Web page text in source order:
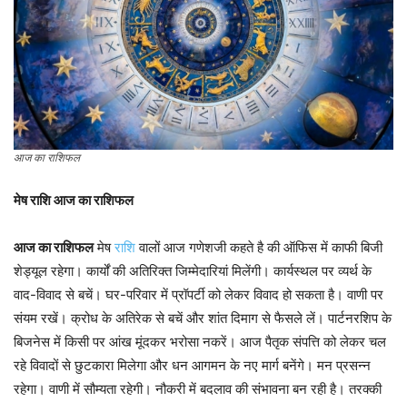
आज का राशिफल
मेषराशिआजकाराशिफल
आज का राशिफलमेषराशिवालों आज गणेशजी कहते है की ऑफिस में काफी बिजी
शेड्यूल रहेगा। कार्यों की अतिरिक्त जिम्मेदारियां मिलेंगी। कार्यस्थल पर व्यर्थ के
वाद-विवाद से बचें। घर-परिवार में प्रॉपर्टी को लेकर विवाद हो सकता है। वाणी पर
संयम रखें। क्रोध के अतिरेक से बचें और शांत दिमाग से फैसले लें। पार्टनरशिप के
बिजनेस में किसी पर आंख मूंदकर भरोसा नकरें। आज पैतृक संपत्ति को लेकर चल
रहे विवादों से छुटकारा मिलेगा और धन आगमन के नए मार्ग बनेंगे। मन प्रसन्न
रहेगा। वाणी में सौम्यता रहेगी। नौकरी में बदलाव की संभावना बन रही है। तरक्की